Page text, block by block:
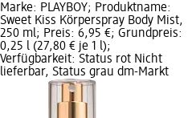
Marke: PLAYBOY; Produktname:
Sweet Kiss Körperspray Body Mist,
250 ml; Preis: 6,95 €; Grundpreis:
0,25 l (27,80 € je 1 l);
Verfügbarkeit: Status rot Nicht
lieferbar, Status grau dm-Markt